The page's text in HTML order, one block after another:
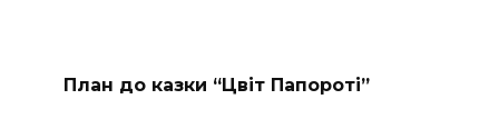
План до казки “Цвіт Папороті”